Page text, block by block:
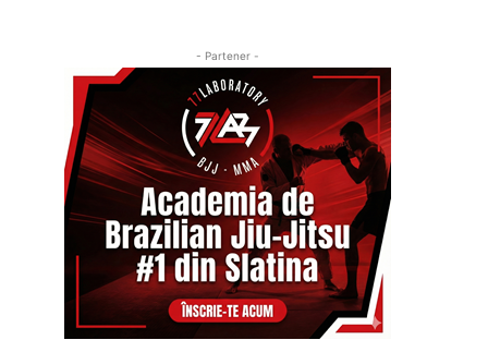
- Partener -